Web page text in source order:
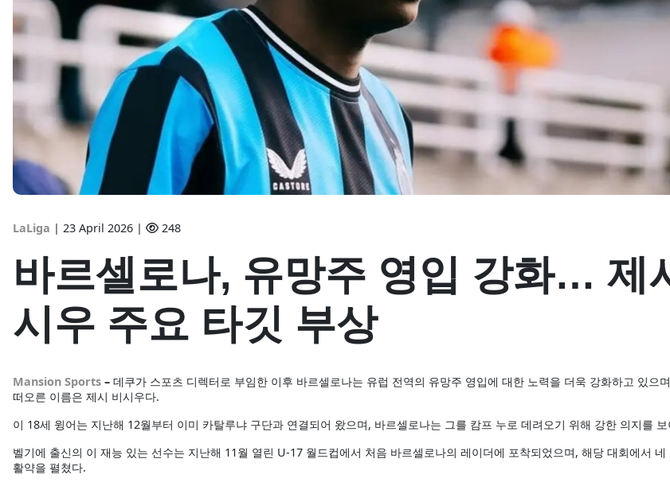
LaLiga | 23 April 2026 | 248
바르셀로나, 유망주 영입 강화… 제
시우 주요 타깃 부상
Mansion Sports – 데쿠가 스포츠 디렉터로 부임한 이후 바르셀로나는 유럽 전역의 유망주 영입에 대한 노력을 더욱 강화하고 있으
떠오른 이름은 제시 비시우다.
이 18세 윙어는 지난해 12월부터 이미 카탈루냐 구단과 연결되어 왔으며, 바르셀로나는 그를 캄프 누로 데려오기 위해 강한 의지를
벨기에 출신의 이 재능 있는 선수는 지난해 11월 열린 U-17 월드컵에서 처음 바르셀로나의 레이더에 포착되었으며, 해당 대회에서 네
활약을 펼쳤다.